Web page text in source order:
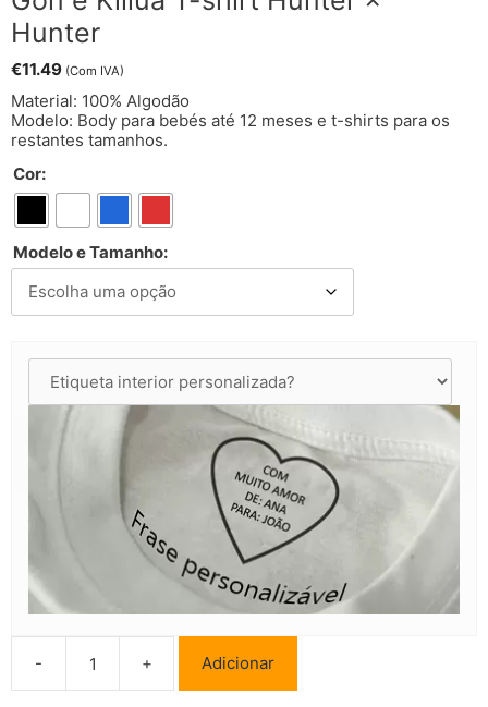
Hunter
€11.49 (Com IVA)
Material: 100% Algodão
Modelo: Body para bebés até 12 meses e t-shirts para os
restantes tamanhos.
Cor:
Modelo e Tamanho:
-
Quantidade
de
+ Adicionar